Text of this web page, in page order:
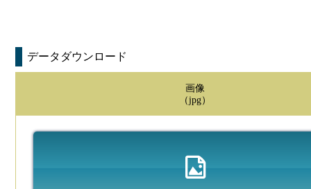
データダウンロード
画像
（jpg）